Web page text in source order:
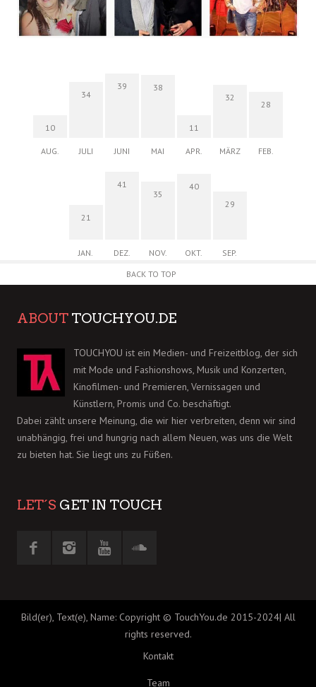
10
AUG.
34
JULI
39
JUNI
38
MAI
11
APR.
32
MÄRZ
28
FEB.
21
JAN.
41
DEZ.
35
NOV.
40
OKT.
29
SEP.
BACK TO TOP
ABOUT TOUCHYOU.DE
TOUCHYOU ist ein Medien- und Freizeitblog, der sich
mit Mode und Fashionshows, Musik und Konzerten,
Kinofilmen- und Premieren, Vernissagen und
Künstlern, Promis und Co. beschäftigt.
Dabei zählt unsere Meinung, die wir hier verbreiten, denn wir sind
unabhängig, frei und hungrig nach allem Neuen, was uns die Welt
zu bieten hat. Sie liegt uns zu Füßen.
LET´S GET IN TOUCH
Bild(er), Text(e), Name: Copyright © TouchYou.de 2015-2024| All
rights reserved.
Kontakt
Team